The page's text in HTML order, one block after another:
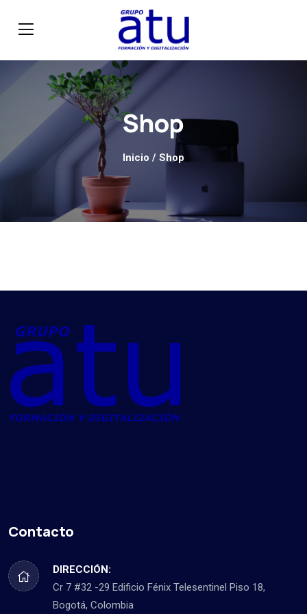
Shop
Inicio / Shop
Contacto
DIRECCIÓN:
Cr 7 #32 -29 Edificio Fénix Telesentinel Piso 18,
Bogotá, Colombia